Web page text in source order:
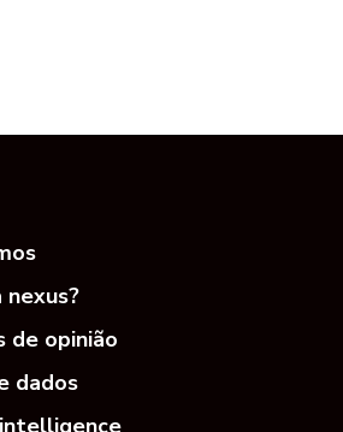
nexus?
de opinião
dados